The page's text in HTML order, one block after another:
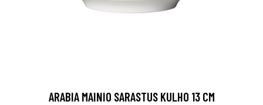
ARABIA MAINIO SARASTUS KULHO 13 CM